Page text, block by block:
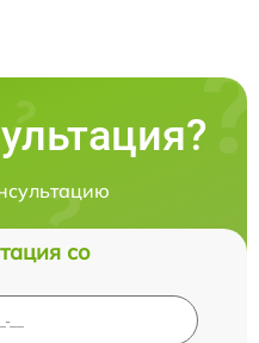
со